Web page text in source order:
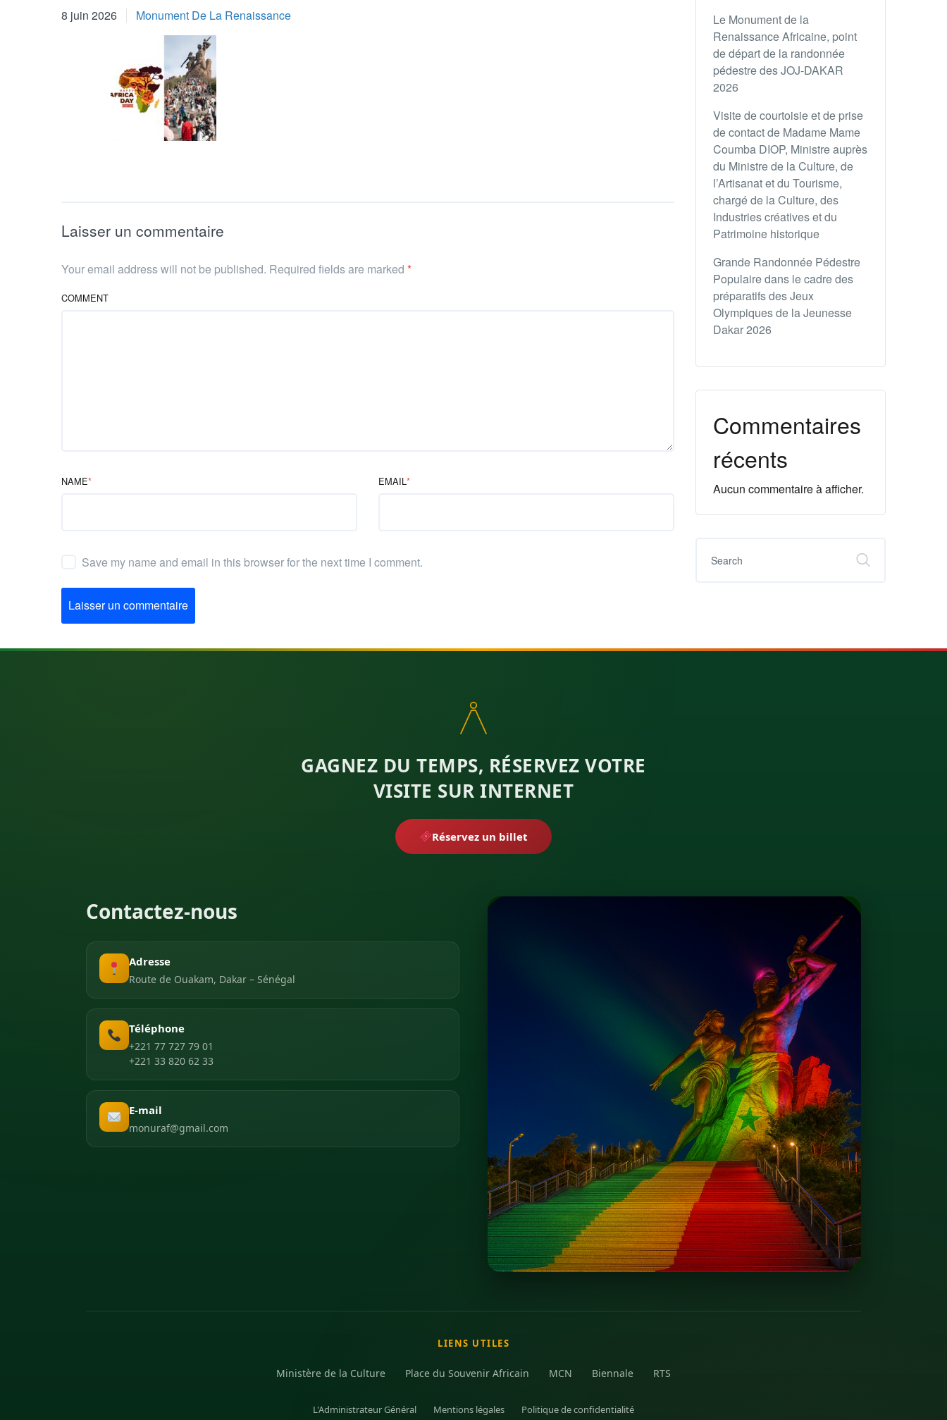
8 juin 2026 Monument De La Renaissance
Laisser un commentaire
Your email address will not be published. Required fields are marked *
COMMENT
NAME* EMAIL *
Save my name and email in this browser for the next time I comment.
Laisser un commentaire
Le Monument de la
Renaissance Africaine, point
de départ de la randonnée
pédestre des JOJ-DAKAR
2026
Visite de courtoisie et de prise
de contact de Madame Mame
Coumba DIOP, Ministre auprès
du Ministre de la Culture, de
l’Artisanat et du Tourisme,
chargé de la Culture, des
Industries créatives et du
Patrimoine historique
Grande Randonnée Pédestre
Populaire dans le cadre des
préparatifs des Jeux
Olympiques de la Jeunesse
Dakar 2026
Commentaires
récents
Aucun commentaire à afficher.
GAGNEZ DU TEMPS, RÉSERVEZ VOTRE
VISITE SUR INTERNET
Réservez un billet
Contactez-nous
Adresse
Route de Ouakam, Dakar – Sénégal
Téléphone
+221 77 727 79 01
+221 33 820 62 33
E-mail
monuraf@gmail.com
LIENS UTILES
Ministère de la Culture Place du Souvenir Africain MCN Biennale RTS
L'Administrateur Général Mentions légales Politique de confidentialité